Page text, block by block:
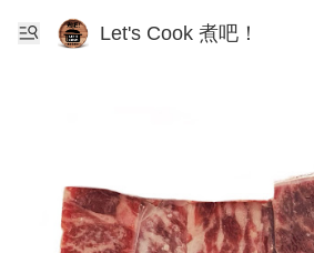
Let's Cook 煮吧！